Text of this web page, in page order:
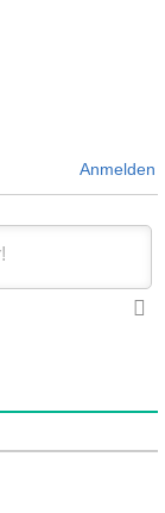
Anmelden